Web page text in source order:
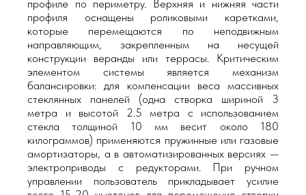
профиле по периметру. Верхняя и нижняя части
профиля оснащены роликовыми каретками,
которые перемещаются по неподвижным
направляющим, закрепленным на несущей
конструкции веранды или террасы. Критическим
элементом системы является механизм
балансировки: для компенсации веса массивных
стеклянных панелей (одна створка шириной 3
метра и высотой 2.5 метра с использованием
стекла толщиной 10 мм весит около 180
килограммов) применяются пружинные или газовые
амортизаторы, а в автоматизированных версиях —
электроприводы с редукторами. При ручном
управлении пользователь прикладывает усилие